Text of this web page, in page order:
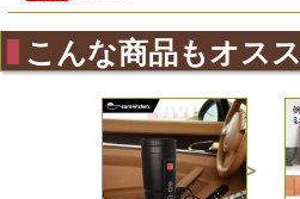
こんな商品もオス